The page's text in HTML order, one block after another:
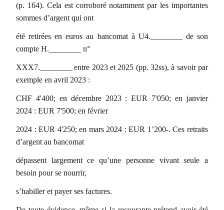
(p. 164). Cela est corroboré notamment par les importantes
sommes d’argent qui ont
été retirées en euros au bancomat à U4.________ de son
compte H.________ n°
XXX7.________ entre 2023 et 2025 (pp. 32ss), à savoir par
exemple en avril 2023 :
CHF 4'400; en décembre 2023 : EUR 7'050; en janvier
2024 : EUR 7'500; en février
2024 : EUR 4'250; en mars 2024 : EUR 1’200-. Ces retraits
d’argent au bancomat
dépassent largement ce qu’une personne vivant seule a
besoin pour se nourrir,
s’habiller et payer ses factures.